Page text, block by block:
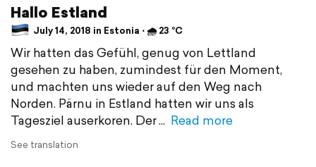
Hallo Estland
July 14, 2018 in Estonia ⋅ 🌧 23 °C
Wir hatten das Gefühl, genug von Lettland
gesehen zu haben, zumindest für den Moment,
und machten uns wieder auf den Weg nach
Norden. Pärnu in Estland hatten wir uns als
Tagesziel auserkoren. Der
Read more
See translation